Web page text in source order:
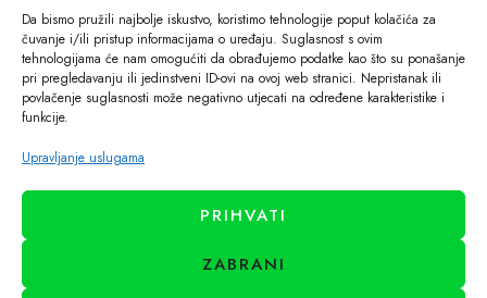
Da bismo pružili najbolje iskustvo, koristimo tehnologije poput kolačića za
čuvanje i/ili pristup informacijama o uređaju. Suglasnost s ovim
tehnologijama će nam omogućiti da obrađujemo podatke kao što su ponašanje
pri pregledavanju ili jedinstveni ID-ovi na ovoj web stranici. Nepristanak ili
povlačenje suglasnosti može negativno utjecati na određene karakteristike i
funkcije.
Upravljanje uslugama
PRIHVATI
ZABRANI